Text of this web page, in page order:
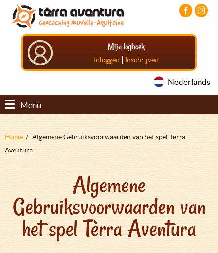
Overslaan
naar
Aller
menu
principal
Aller
pied
Mijn logboek
Inloggen | Inschrijven
Nederlands
Menu
Kruimelpad
Home
Algemene Gebruiksvoorwaarden van het spel Tèrra
Aventura
Algemene
Gebruiksvoorwaarden van
het spel Tèrra Aventura